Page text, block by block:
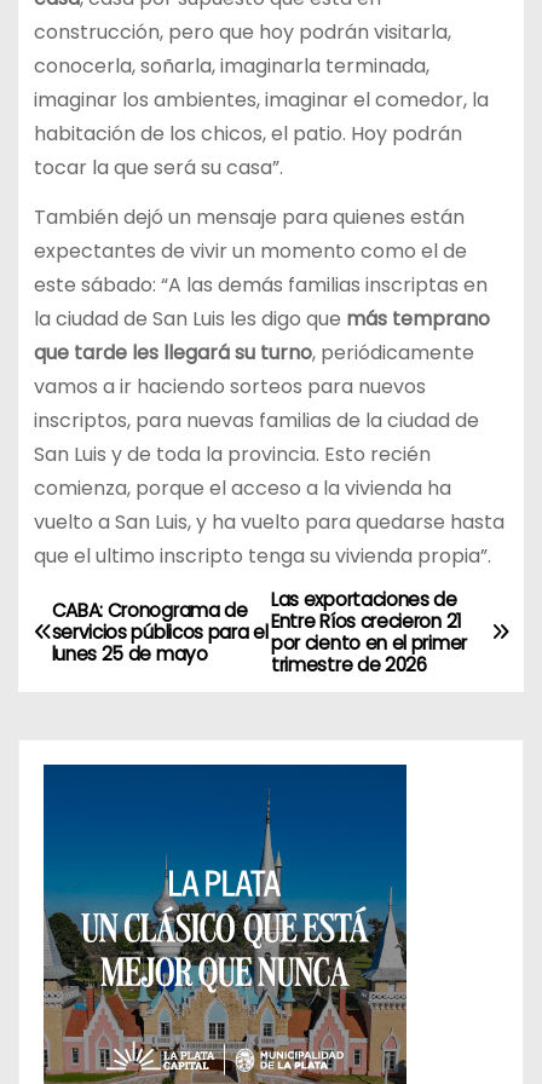
construcción, pero que hoy podrán visitarla,
conocerla, soñarla, imaginarla terminada,
imaginar los ambientes, imaginar el comedor, la
habitación de los chicos, el patio. Hoy podrán
tocar la que será su casa”.
También dejó un mensaje para quienes están
expectantes de vivir un momento como el de
este sábado: “A las demás familias inscriptas en
la ciudad de San Luis les digo que más temprano
que tarde les llegará su turno, periódicamente
vamos a ir haciendo sorteos para nuevos
inscriptos, para nuevas familias de la ciudad de
San Luis y de toda la provincia. Esto recién
comienza, porque el acceso a la vivienda ha
vuelto a San Luis, y ha vuelto para quedarse hasta
que el ultimo inscripto tenga su vivienda propia”.
N
a
e
c
ó
n
Las exportaciones de
Entre Ríos crecieron 21
por ciento en el primer
trimestre de 2026
CABA: Cronograma de
servicios públicos para el
lunes 25 de mayo